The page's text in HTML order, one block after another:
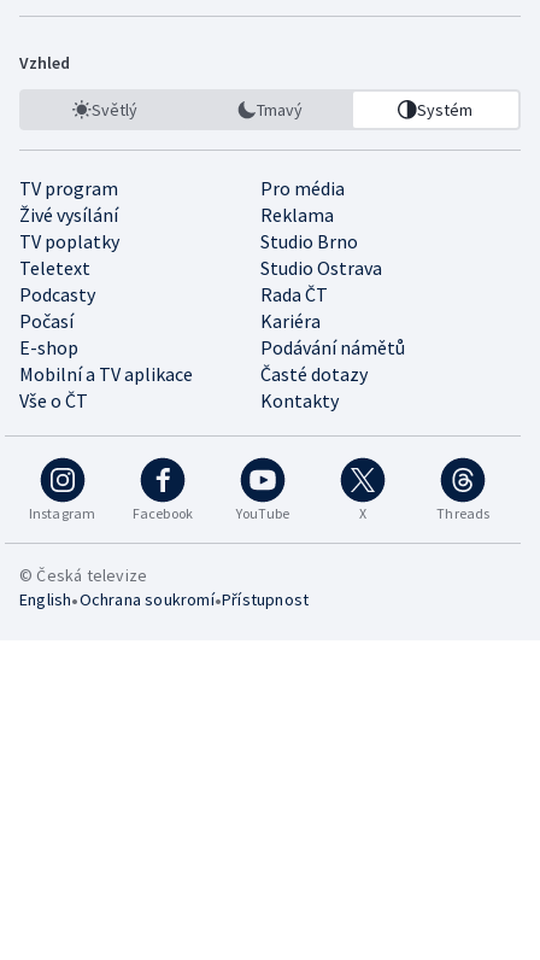
Vzhled
Světlý Tmavý Systém
TV program
Pro média
Živé vysílání
Reklama
TV poplatky
Studio Brno
Teletext
Studio Ostrava
Podcasty
Rada ČT
Počasí
Kariéra
E-shop
Podávání námětů
Mobilní a TV aplikace
Časté dotazy
Vše o ČT
Kontakty
Instagram Facebook YouTube X Threads
© Česká televize
English•Ochrana soukromí•Přístupnost